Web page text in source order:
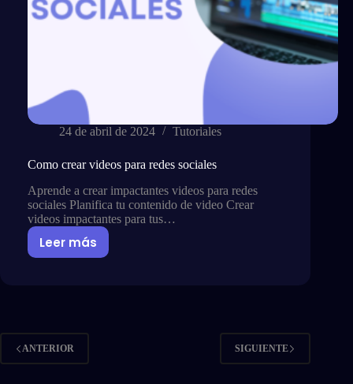
24 de abril de 2024 Tutoriales
Como crear videos para redes sociales
Aprende a crear impactantes videos para redes
sociales Planifica tu contenido de video Crear
videos impactantes para tus…
Leer más
Como
sociales
ANTERIOR SIGUIENTE